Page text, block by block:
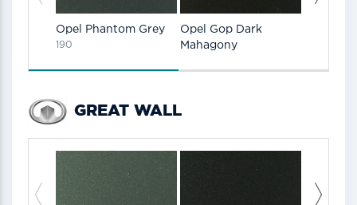
Opel Phantom Grey
190
Opel Gop Dark
Mahagony
GREAT WALL